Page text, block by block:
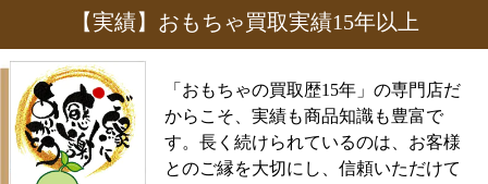
【実績】おもちゃ買取実績15年以上
「おもちゃの買取歴15年」の専門店だ
からこそ、実績も商品知識も豊富で
す。長く続けられているのは、お客様
とのご縁を大切にし、信頼いただけて